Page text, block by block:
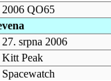
2006 QO65
27. srpna 2006
Kitt Peak
Spacewatch